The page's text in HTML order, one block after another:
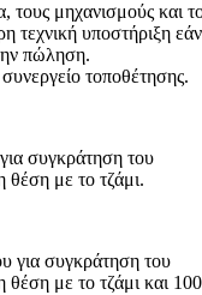
τους μηχανισμούς και
τεχνική υποστήριξη εάν
πώληση.
τοποθέτησης.
συγκράτηση του
με το τζάμι.
για συγκράτηση του
με το τζάμι και